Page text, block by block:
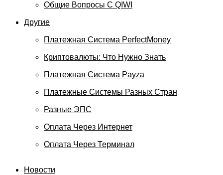
Общие Вопросы С QIWI
Другие
Платежная Система PerfectMoney
Криптовалюты: Что Нужно Знать
Платежная Система Payza
Платежные Системы Разных Стран
Разные ЭПС
Оплата Через Интернет
Оплата Через Терминал
Новости